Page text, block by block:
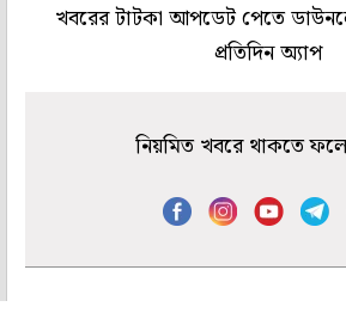
খবরের টাটকা আপডেট পেতে
প্রতিদিন অ্যাপ
নিয়মিত খবরে থাকতে